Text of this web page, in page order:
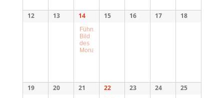
12 13 14
Führung
Bild
des
Monats
15 16 17 18
19 20 21 22 23 24 25